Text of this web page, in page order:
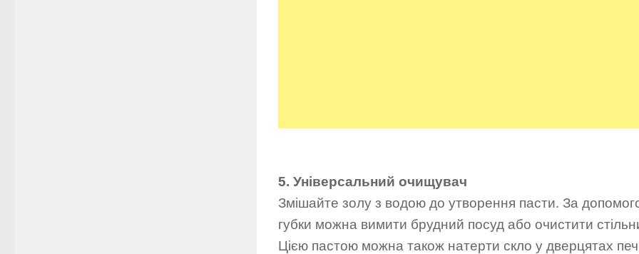
5. Універсальний очищувач
Змішайте золу з водою до утворення пасти. За
губки можна вимити брудний посуд або очистити
Цією пастою можна також натерти скло у дверцятах